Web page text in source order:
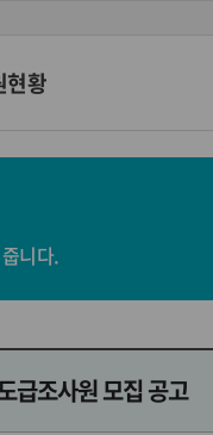
현황
니다.
급조사원 모집 공고